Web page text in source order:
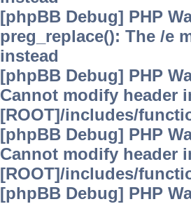
[phpBB Debug] PHP
preg_replace(): The /e
instead
[phpBB Debug] PHP
Cannot modify header
[ROOT]/includes/
[phpBB Debug] PHP
Cannot modify header
[ROOT]/includes/
[phpBB Debug] PHP